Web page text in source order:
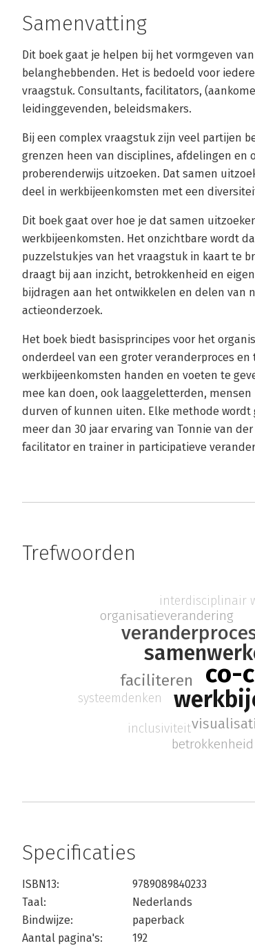
Samenvatting
Dit boek gaat je helpen bij het vormgeven
belanghebbenden. Het is bedoeld voor
vraagstuk. Consultants, facilitators,
leidinggevenden, beleidsmakers.
Bij een complex vraagstuk zijn veel partijen
grenzen heen van disciplines, afdelingen en
proberenderwijs uitzoeken. Dat samen
deel in werkbijeenkomsten met een
Dit boek gaat over hoe je dat samen
werkbijeenkomsten. Het onzichtbare wordt
puzzelstukjes van het vraagstuk in kaart te
draagt bij aan inzicht, betrokkenheid en
bijdragen aan het ontwikkelen en delen van
actieonderzoek.
Het boek biedt basisprincipes voor het
onderdeel van een groter veranderproces
werkbijeenkomsten handen en voeten te
mee kan doen, ook laaggeletterden,
durven of kunnen uiten. Elke methode
meer dan 30 jaar ervaring van Tonnie van
facilitator en trainer in participatieve
Trefwoorden
co-
faciliteren
organisatieverandering
betrokkenheid
interdisciplinair
systeemdenken
inclusiviteit
Specificaties
ISBN13:
9789089840233
Taal:
Nederlands
Bindwijze:
paperback
Aantal pagina's:
192